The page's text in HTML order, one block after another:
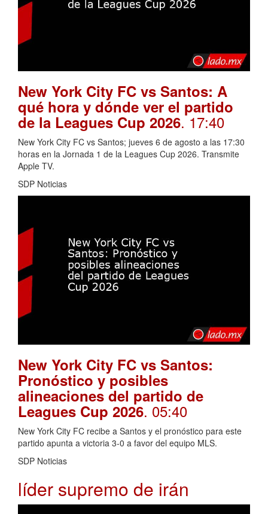
New York City FC vs Santos: A
qué hora y dónde ver el partido
de la Leagues Cup 2026. 17:40
New York City FC vs Santos; jueves 6 de agosto a las 17:30
horas en la Jornada 1 de la Leagues Cup 2026. Transmite
Apple TV.
SDP Noticias
New York City FC vs Santos:
Pronóstico y posibles
alineaciones del partido de
Leagues Cup 2026. 05:40
New York City FC recibe a Santos y el pronóstico para este
partido apunta a victoria 3-0 a favor del equipo MLS.
SDP Noticias
líder supremo de irán